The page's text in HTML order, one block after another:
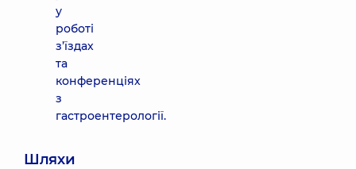
у
роботі
з’їздах
та
конференціях
з
гастроентерології.
Шляхи